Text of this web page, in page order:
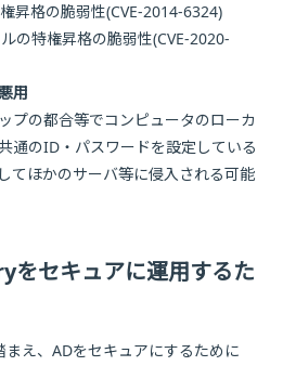
昇格の脆弱性(CVE-2014-6324)
の特権昇格の脆弱性(CVE-2020-
用
プの都合等でコンピュータのローカ
通のID・パスワードを設定している
てほかのサーバ等に侵入される可能
セキュアに運用するた
え、ADをセキュアにするために